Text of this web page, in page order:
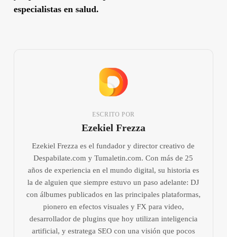
especialistas en salud.
ESCRITO POR
Ezekiel Frezza
Ezekiel Frezza es el fundador y director creativo de
Despabilate.com y Tumaletin.com. Con más de 25
años de experiencia en el mundo digital, su historia es
la de alguien que siempre estuvo un paso adelante: DJ
con álbumes publicados en las principales plataformas,
pionero en efectos visuales y FX para video,
desarrollador de plugins que hoy utilizan inteligencia
artificial, y estratega SEO con una visión que pocos